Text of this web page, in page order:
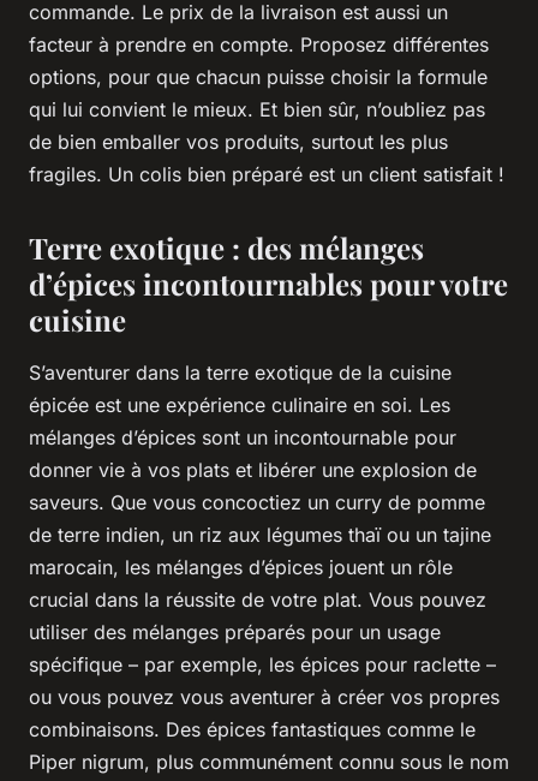
commande. Le prix de la livraison est aussi un
facteur à prendre en compte. Proposez différentes
options, pour que chacun puisse choisir la formule
qui lui convient le mieux. Et bien sûr, n’oubliez pas
de bien emballer vos produits, surtout les plus
fragiles. Un colis bien préparé est un client satisfait !
Terre exotique : des mélanges
d’épices incontournables pour votre
cuisine
S’aventurer dans la terre exotique de la cuisine
épicée est une expérience culinaire en soi. Les
mélanges d’épices sont un incontournable pour
donner vie à vos plats et libérer une explosion de
saveurs. Que vous concoctiez un curry de pomme
de terre indien, un riz aux légumes thaï ou un tajine
marocain, les mélanges d’épices jouent un rôle
crucial dans la réussite de votre plat. Vous pouvez
utiliser des mélanges préparés pour un usage
spécifique – par exemple, les épices pour raclette –
ou vous pouvez vous aventurer à créer vos propres
combinaisons. Des épices fantastiques comme le
Piper nigrum, plus communément connu sous le nom